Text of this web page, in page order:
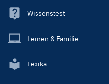
Wissenstest
Lernen & Familie
Lexika